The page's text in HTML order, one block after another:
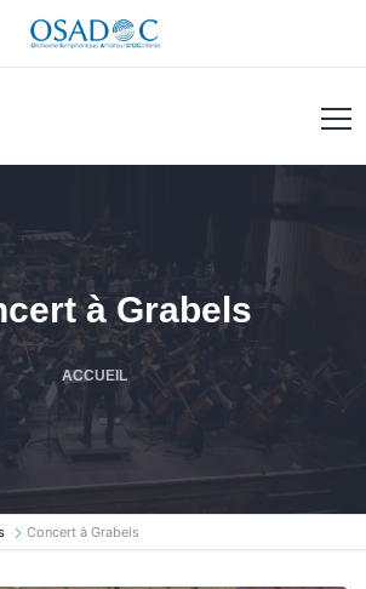
à Grabels
ACCUEIL
Concert à Grabels